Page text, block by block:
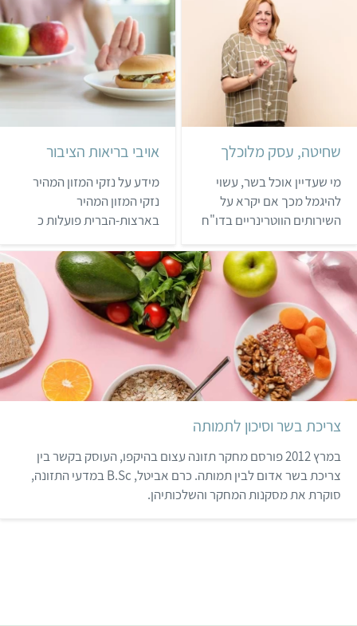
שחיטה, עסק מלוכלך
מי שעדיין אוכל בשר, עשוי
להיגמל מכך אם יקרא על
השירותים הווטרינריים בדו"ח
הבשר המשווק למאכל אדם
בישראל מזוהם כתוצאה
הכרחית של תנאי החיים,
ההרג והעיבוד של החיות
במשקים תעשייתיים. אם
התביעה המוסרית לצמחונות
לא נקלטה עדיין, אולי הפחד
המוחשי מפני זיהומים,
שלו.
אויבי בריאות הציבור
מידע על נזקי המזון המהיר
נזקי המזון המהיר
בארצות-הברית פועלות כ
המזון המהיר הפך לחלק
מסגנון החיים האמריקאי, אך
תזונאים מזהירים מהנזקים
שבצריכה מוגברת של מזון
מהיר, משום שהוא עשיר
בנתרן, בשומן ובכולסטרול,
ומשם שערכו הקלורי גבוה
מאוד. "ביג מק" של
צריכת בשר וסיכון לתמותה
במרץ 2012 פורסם מחקר תזונה עצום בהיקפו, העוסק בקשר בין
צריכת בשר אדום לבין תמותה. כרם אביטל, B.Sc במדעי התזונה,
סוקרת את מסקנות המחקר והשלכותיהן.